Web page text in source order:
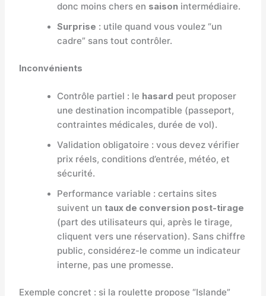
donc moins chers en saison intermédiaire.
Surprise : utile quand vous voulez “un
cadre” sans tout contrôler.
Inconvénients
Contrôle partiel : le hasard peut proposer
une destination incompatible (passeport,
contraintes médicales, durée de vol).
Validation obligatoire : vous devez vérifier
prix réels, conditions d’entrée, météo, et
sécurité.
Performance variable : certains sites
suivent un taux de conversion post-tirage
(part des utilisateurs qui, après le tirage,
cliquent vers une réservation). Sans chiffre
public, considérez-le comme un indicateur
interne, pas une promesse.
Exemple concret : si la roulette propose “Islande”